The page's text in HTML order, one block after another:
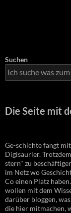
Suchen
Die Seite mit
Ge-schichte fängt
Digisaurier.
stern" zu
im Netz wo
Co einen Platz
wollen mit dem
darüber bloggen,
die hier mitmachen,